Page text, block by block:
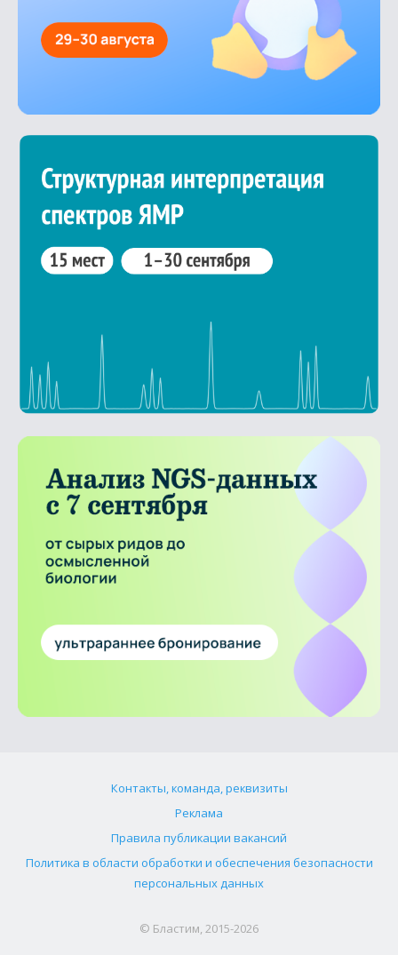
Контакты, команда, реквизиты
Реклама
Правила публикации вакансий
Политика в области обработки и обеспечения безопасности
персональных данных
© Бластим, 2015-2026